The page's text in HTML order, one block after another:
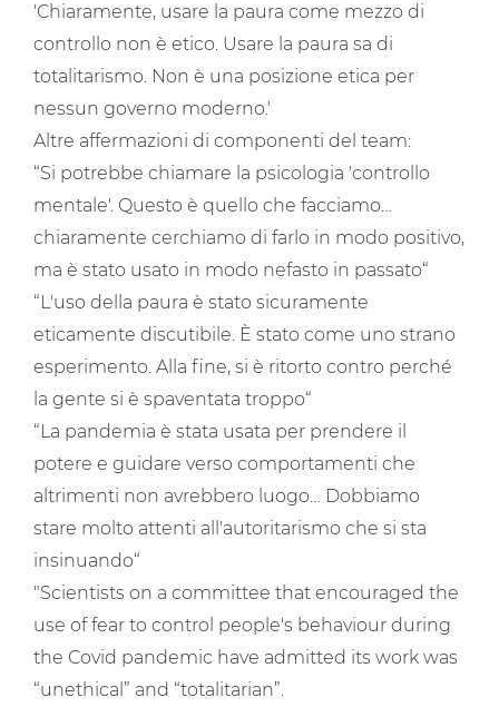
'Chiaramente, usare la paura come mezzo di
controllo non è etico. Usare la paura sa di
totalitarismo. Non è una posizione etica per
nessun governo moderno.'
Altre affermazioni di componenti del team:
“Si potrebbe chiamare la psicologia 'controllo
mentale'. Questo è quello che facciamo…
chiaramente cerchiamo di farlo in modo positivo,
ma è stato usato in modo nefasto in passato“
“L'uso della paura è stato sicuramente
eticamente discutibile. È stato come uno strano
esperimento. Alla fine, si è ritorto contro perché
la gente si è spaventata troppo“
“La pandemia è stata usata per prendere il
potere e guidare verso comportamenti che
altrimenti non avrebbero luogo… Dobbiamo
stare molto attenti all'autoritarismo che si sta
insinuando“
"Scientists on a committee that encouraged the
use of fear to control people's behaviour during
the Covid pandemic have admitted its work was
“unethical” and “totalitarian”.